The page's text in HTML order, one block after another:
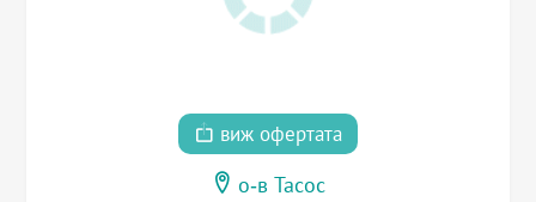
виж офертата
о-в Тасос